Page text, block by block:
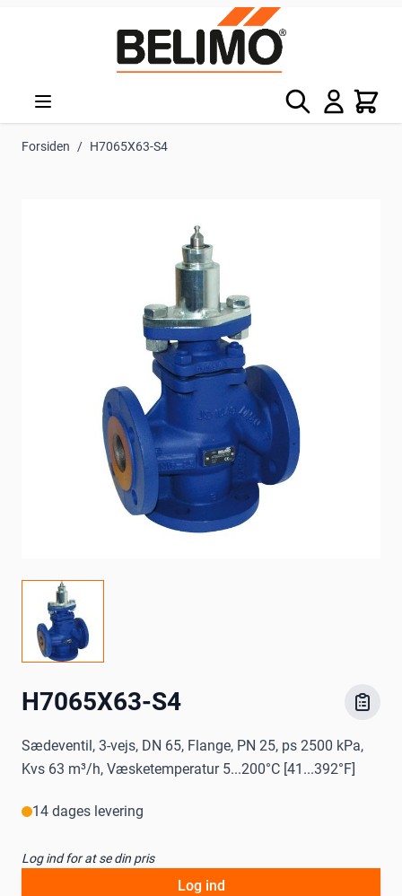
Søg Kurv
Forsiden / H7065X63-S4
H7065X63-S4
Sædeventil, 3-vejs, DN 65, Flange, PN 25, ps 2500 kPa,
Kvs 63 m³/h, Væsketemperatur 5...200°C [41...392°F]
14 dages levering
Log ind for at se din pris
Log ind